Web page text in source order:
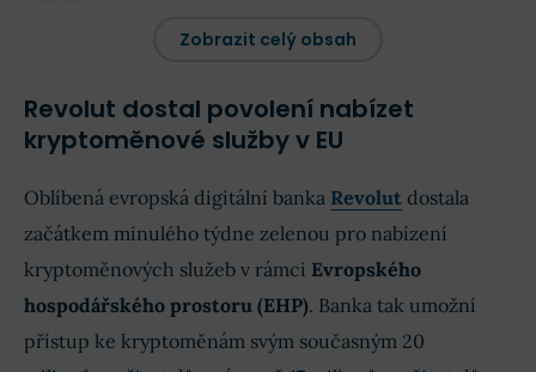
Zobrazit celý obsah
Revolut dostal povolení nabízet
kryptoměnové služby v EU
Oblíbená evropská digitální banka Revolut dostala
začátkem minulého týdne zelenou pro nabízení
kryptoměnových služeb v rámci Evropského
hospodářského prostoru (EHP). Banka tak umožní
přístup ke kryptoměnám svým současným 20